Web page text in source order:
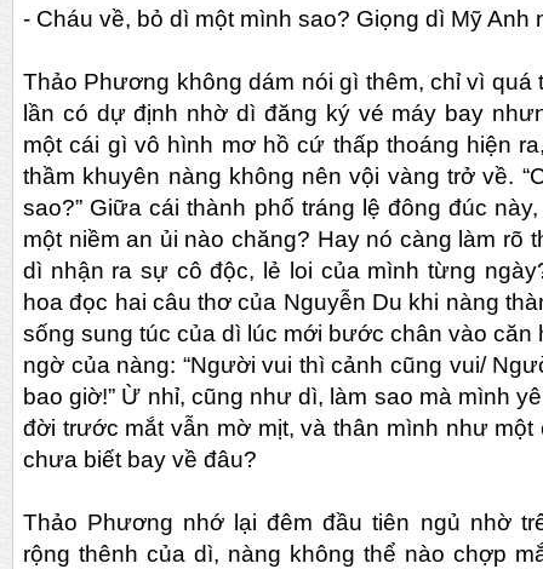
- Cháu về, bỏ dì một mình sao? Giọng dì Mỹ Anh
Thảo Phương không dám nói gì thêm, chỉ vì
lần có dự định nhờ dì đăng ký vé máy bay
một cái gì vô hình mơ hồ cứ thấp thoáng hiện
thầm khuyên nàng không nên vội vàng trở về.
sao?” Giữa cái thành phố tráng lệ đông đúc
một niềm an ủi nào chăng? Hay nó càng làm rõ
dì nhận ra sự cô độc, lẻ loi của mình từng
hoa đọc hai câu thơ của Nguyễn Du khi nàng
sống sung túc của dì lúc mới bước chân vào căn
ngờ của nàng: “Người vui thì cảnh cũng vui/
bao giờ!” Ừ nhỉ, cũng như dì, làm sao mà mình
đời trước mắt vẫn mờ mịt, và thân mình như một
chưa biết bay về đâu?
Thảo Phương nhớ lại đêm đầu tiên ngủ nhờ
rộng thênh của dì, nàng không thể nào chợp